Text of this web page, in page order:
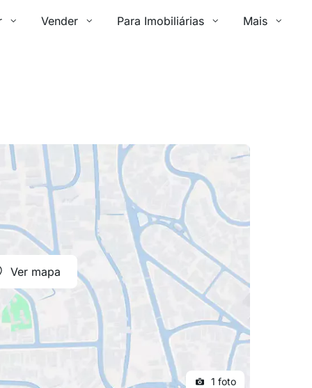
Vender Para Imobiliárias Mais
Ver mapa
1 foto